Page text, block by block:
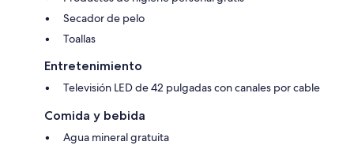
Secador de pelo
Toallas
Entretenimiento
Televisión LED de 42 pulgadas con canales por cable
Comida y bebida
Agua mineral gratuita